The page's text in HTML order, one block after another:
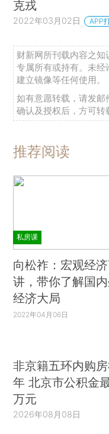
克戎
2022年03月02日 APP
财新网所刊载内容之
专属所有或持有。未经
建立镜像等任何使用。
如有意愿转载，请发邮
确认及授权后，方可转
推荐阅读
私房课
向松祚：宏观经
讲，带你了解国
经济大局
2022年04月06日
非京籍五环内购
年 北京市公积金
万元
2026年08月08日